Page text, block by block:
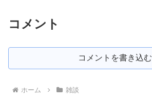
コメント
コメントを書き込む
ホーム 雑談